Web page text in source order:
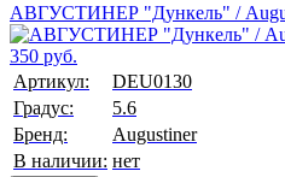
АВГУСТИНЕР "Дункель" /
350 руб.
Артикул:
DEU0130
Градус:
5.6
Бренд:
Augustiner
В наличии: нет